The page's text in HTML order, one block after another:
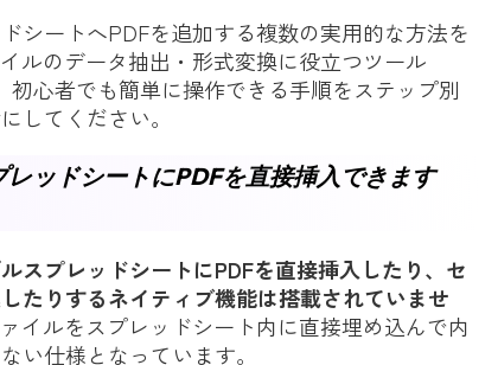
シートへPDFを追加する複数の実用的な方法を
ルのデータ抽出・形式変換に役立つツール
心者でも簡単に操作できる手順をステップ別
してください。
レッドシートにPDFを直接挿入できます
スプレッドシートにPDFを直接挿入したり、セ
たりするネイティブ機能は搭載されていませ
イルをスプレッドシート内に直接埋め込んで内
い仕様となっています。